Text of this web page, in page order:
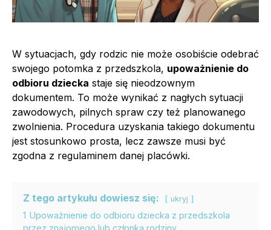
W sytuacjach, gdy rodzic nie może osobiście odebrać
swojego potomka z przedszkola, upoważnienie do
odbioru dziecka staje się nieodzownym
dokumentem. To może wynikać z nagłych sytuacji
zawodowych, pilnych spraw czy też planowanego
zwolnienia. Procedura uzyskania takiego dokumentu
jest stosunkowo prosta, lecz zawsze musi być
zgodna z regulaminem danej placówki.
Z tego artykułu dowiesz się: ukryj
1 Upoważnienie do odbioru dziecka z przedszkola
przez znajomego lub członka rodziny